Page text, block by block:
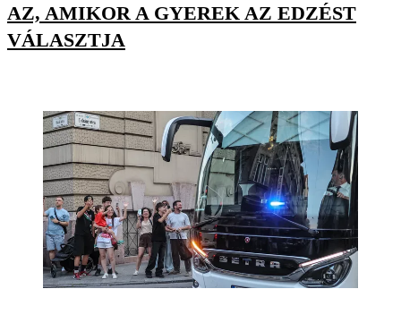
AZ, AMIKOR A GYEREK AZ EDZÉST
VÁLASZTJA